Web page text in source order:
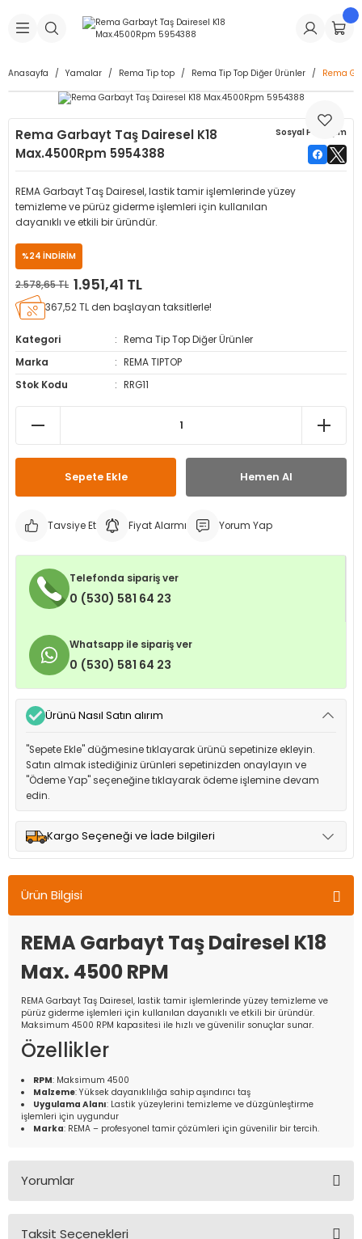
Geri Dön
Makineleri
Geri Dön
Dolgu Lastikleri
Dolgu Lastikleri
Geri Dön
İç Lastikleri
İç Lastikleri
Geri Dön
Geri Dön
& Sibop İlaveleri
Kapağı
Geri Dön
Tüpü
& Spreyler
Geri Dön
Makinesi Yedek Parçaları
Yedek Parçaları
Anasayfa Yamalar Rema Tip top Rema Tip Top Diğer Ürünler Rema
Rema Garbayt Taş Dairesel K18
Max.4500Rpm 5954388
Sosyal Paylaşım
REMA Garbayt Taş Dairesel, lastik tamir işlemlerinde yüzey
temizleme ve pürüz giderme işlemleri için kullanılan
dayanıklı ve etkili bir üründür.
%24 İNDİRİM
2.578,65 TL 1.951,41 TL
367,52 TL den başlayan taksitlerle!
Kategori
Rema Tip Top Diğer Ürünler
Marka
REMA TIPTOP
Stok Kodu
RRG11
Sepete Ekle Hemen Al
Tavsiye Et Fiyat Alarmı Yorum Yap
Telefonda sipariş ver
0 (530) 581 64 23
Whatsapp ile sipariş ver
0 (530) 581 64 23
Ürünü Nasıl Satın alırım
"Sepete Ekle" düğmesine tıklayarak ürünü sepetinize ekleyin.
Satın almak istediğiniz ürünleri sepetinizden onaylayın ve
"Ödeme Yap" seçeneğine tıklayarak ödeme işlemine devam
edin.
Kargo Seçeneği ve İade bilgileri
adresinize teslim edilir.
Ürün Bilgisi
REMA Garbayt Taş Dairesel K18
Max. 4500 RPM
REMA Garbayt Taş Dairesel, lastik tamir işlemlerinde yüzey temizleme ve
pürüz giderme işlemleri için kullanılan dayanıklı ve etkili bir üründür.
Maksimum 4500 RPM kapasitesi ile hızlı ve güvenilir sonuçlar sunar.
Özellikler
RPM: Maksimum 4500
Malzeme: Yüksek dayanıklılığa sahip aşındırıcı taş
Uygulama Alanı: Lastik yüzeylerini temizleme ve düzgünleştirme
işlemleri için uygundur
Marka: REMA – profesyonel tamir çözümleri için güvenilir bir tercih.
Yorumlar
Taksit Seçenekleri